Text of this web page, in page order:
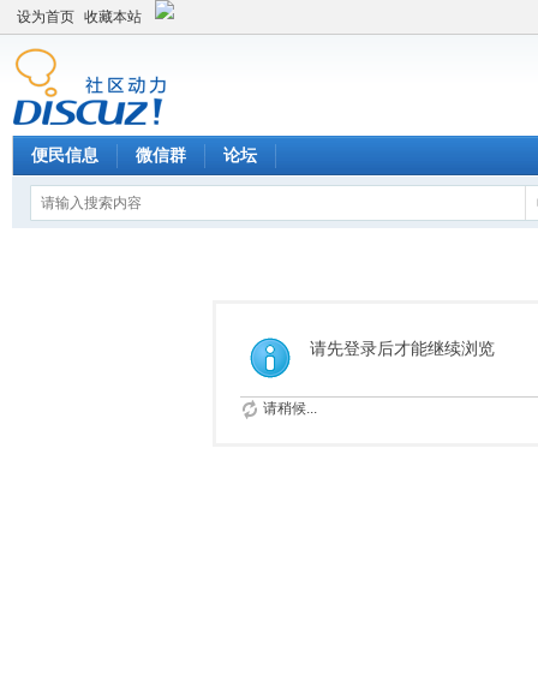
设为首页 收藏本站
便民信息 微信群 论坛
请先登录后才能继续浏览
请稍候...